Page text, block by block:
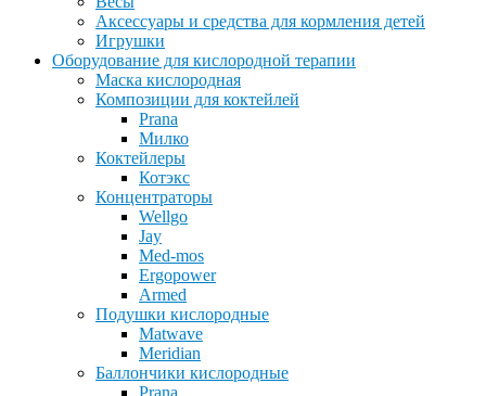
Аксессуары и средства для кормления детей
Игрушки
Оборудование для кислородной терапии
Маска кислородная
Композиции для коктейлей
Prana
Милко
Коктейлеры
Котэкс
Концентраторы
Wellgo
Jay
Med-mos
Ergopower
Armed
Подушки кислородные
Matwave
Meridian
Баллончики кислородные
Prana